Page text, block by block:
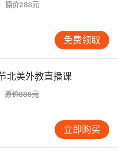
设备的学习者来说，设
复杂的路况与多变的环
抗冲击能力外，软件方
连接稳定性。在震动频
也能顺利开启英语学习
的过多干扰，随时随地
震设计涉及硬件、软件
面。这些设计的努力都
、高效、优质的英语学
原价288元
免费领取
北美外教直播课
原价888元
立即购买